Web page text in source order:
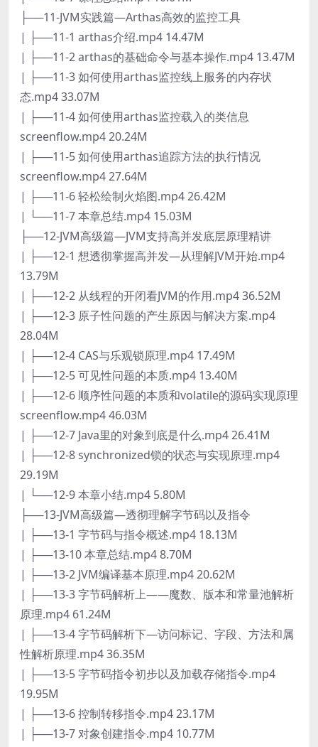
├──11-JVM实践篇—Arthas高效的监控工具
| ├──11-1 arthas介绍.mp4 14.47M
| ├──11-2 arthas的基础命令与基本操作.mp4 13.47M
| ├──11-3 如何使用arthas监控线上服务的内存状
态.mp4 33.07M
| ├──11-4 如何使用arthas监控载入的类信息
screenflow.mp4 20.24M
| ├──11-5 如何使用arthas追踪方法的执行情况
screenflow.mp4 27.64M
| ├──11-6 轻松绘制火焰图.mp4 26.42M
| └──11-7 本章总结.mp4 15.03M
├──12-JVM高级篇—JVM支持高并发底层原理精讲
| ├──12-1 想透彻掌握高并发—从理解JVM开始.mp4
13.79M
| ├──12-2 从线程的开闭看JVM的作用.mp4 36.52M
| ├──12-3 原子性问题的产生原因与解决方案.mp4
28.04M
| ├──12-4 CAS与乐观锁原理.mp4 17.49M
| ├──12-5 可见性问题的本质.mp4 13.40M
| ├──12-6 顺序性问题的本质和volatile的源码实现原理
screenflow.mp4 46.03M
| ├──12-7 Java里的对象到底是什么.mp4 26.41M
| ├──12-8 synchronized锁的状态与实现原理.mp4
29.19M
| └──12-9 本章小结.mp4 5.80M
├──13-JVM高级篇—透彻理解字节码以及指令
| ├──13-1 字节码与指令概述.mp4 18.13M
| ├──13-10 本章总结.mp4 8.70M
| ├──13-2 JVM编译基本原理.mp4 20.62M
| ├──13-3 字节码解析上——魔数、版本和常量池解析
原理.mp4 61.24M
| ├──13-4 字节码解析下—访问标记、字段、方法和属
性解析原理.mp4 36.35M
| ├──13-5 字节码指令初步以及加载存储指令.mp4
19.95M
| ├──13-6 控制转移指令.mp4 23.17M
| ├──13-7 对象创建指令.mp4 10.77M